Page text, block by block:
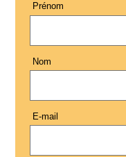
Prénom
Nom
E-mail